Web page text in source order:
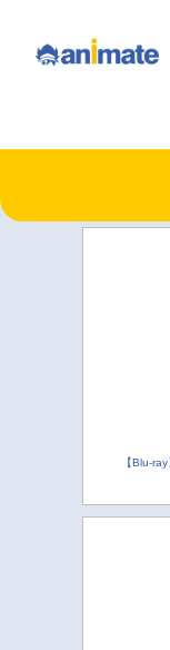
【Blu-